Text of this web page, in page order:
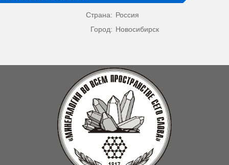
Страна: Россия
Город: Новосибирск